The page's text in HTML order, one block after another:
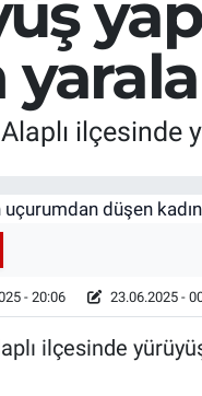
Alaplı
- 20:06 23.06.2025 -
ilçesinde